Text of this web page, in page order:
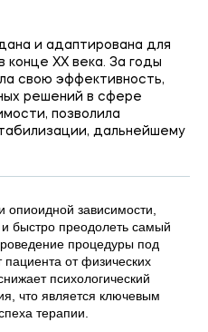
и адаптирована для
конце XX века. За годы
свою эффективность,
решений в сфере
позволила
дальнейшему
зависимости,
быстро преодолеть самый
процедуры под
пациента от физических
психологический
что является ключевым
терапии.